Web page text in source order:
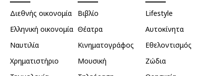
Διεθνής οικονομία
Ελληνική οικονομία
Ναυτιλία
Χρηματιστήριο
Βιβλίο
Θέατρα
Κινηματογράφος
Μουσική
Lifestyle
Αυτοκίνητα
Εθελοντισμός
Ζώδια